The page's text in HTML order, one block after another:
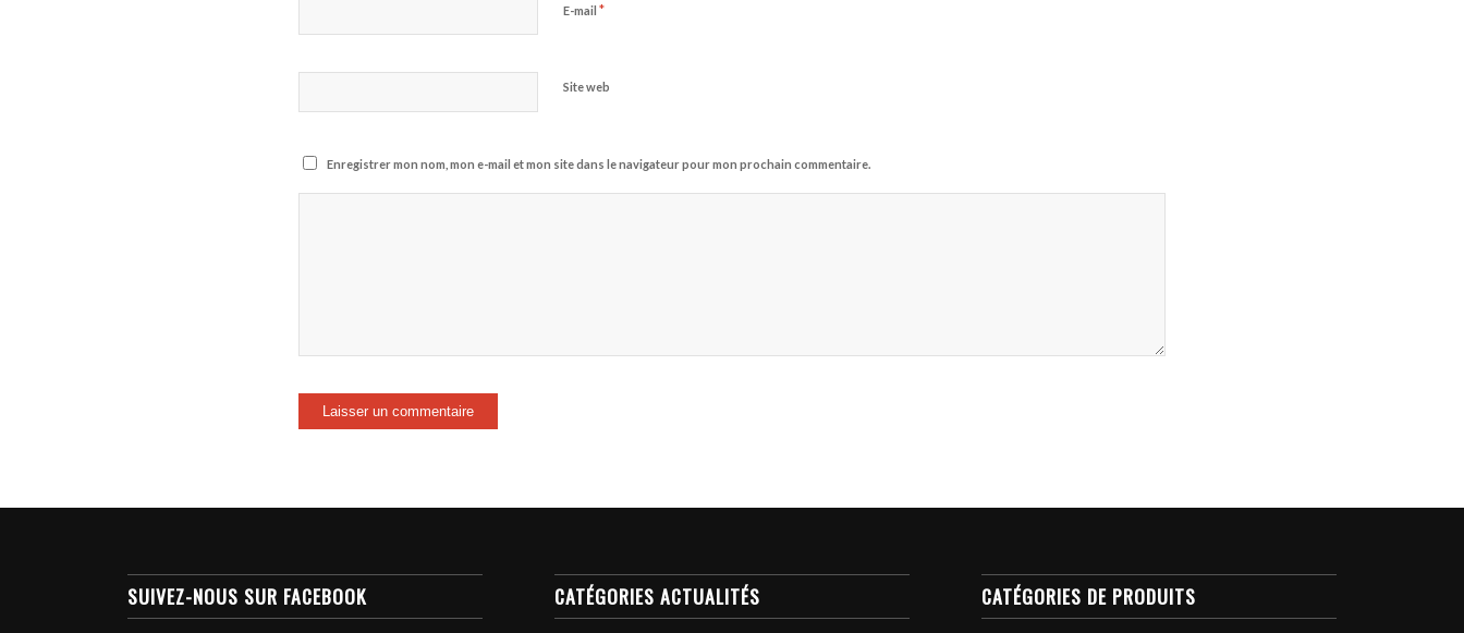
E-mail *
Site web
Enregistrer mon nom, mon e-mail et mon site dans le navigateur pour mon prochain commentaire.
SUIVEZ-NOUS SUR FACEBOOK CATÉGORIES ACTUALITÉS CATÉGORIES DE PRODUITS